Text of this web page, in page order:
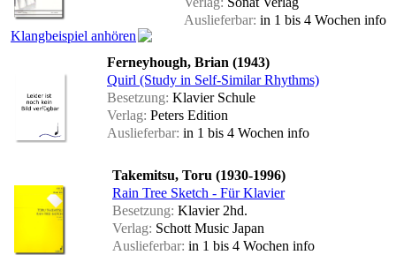
Klangbeispiel anhören
Auslieferbar: in 1 bis 4 Wochen info
Ferneyhough, Brian (1943)
Quirl (Study in Self-Similar Rhythms)
Besetzung: Klavier Schule
Verlag: Peters Edition
Auslieferbar: in 1 bis 4 Wochen info
Takemitsu, Toru (1930-1996)
Rain Tree Sketch - Für Klavier
Besetzung: Klavier 2hd.
Verlag: Schott Music Japan
Auslieferbar: in 1 bis 4 Wochen info